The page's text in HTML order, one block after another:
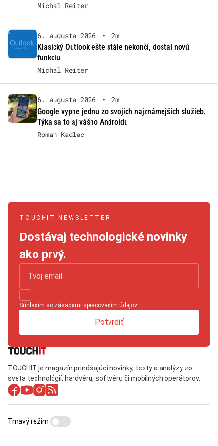
Michal Reiter
6. augusta 2026 •
2m
Klasický Outlook ešte stále nekončí, dostal novú
funkciu
Michal Reiter
6. augusta 2026 •
2m
Google vypne jednu zo svojich najznámejších služieb.
Týka sa to aj vášho Androidu
Roman Kadlec
TOUCHIT NEWSLETTER
Dostávaj technologické novinky
ako prvý.
Súhlasím so zásadami spracovaním údajov.
Potvrdiť
TOUCHIT je magazín prinášajúci novinky, testy a analýzy zo
sveta technológií, hardvéru, softvéru či mobilných operátorov.
Tmavý režim